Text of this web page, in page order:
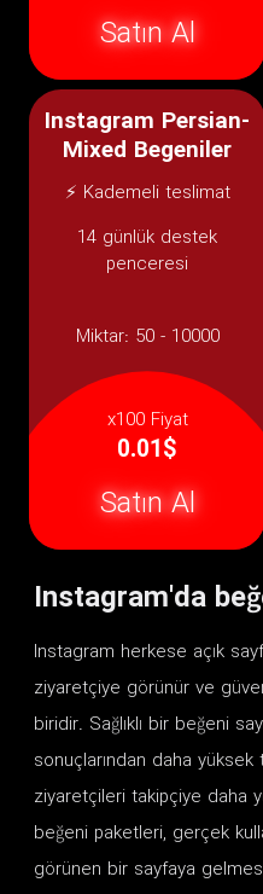
Satın Al
Instagram Persian-
Mixed Begeniler
⚡ Kademeli teslimat
14 günlük destek
penceresi
Miktar: 50 - 10000
x100 Fiyat
0.01$
Satın Al
Instagram'da
Instagram herkese açık
ziyaretçiye görünür ve
biridir. Sağlıklı bir beğeni
sonuçlarından daha yüksek
ziyaretçileri takipçiye daha
beğeni paketleri, gerçek
görünen bir sayfaya